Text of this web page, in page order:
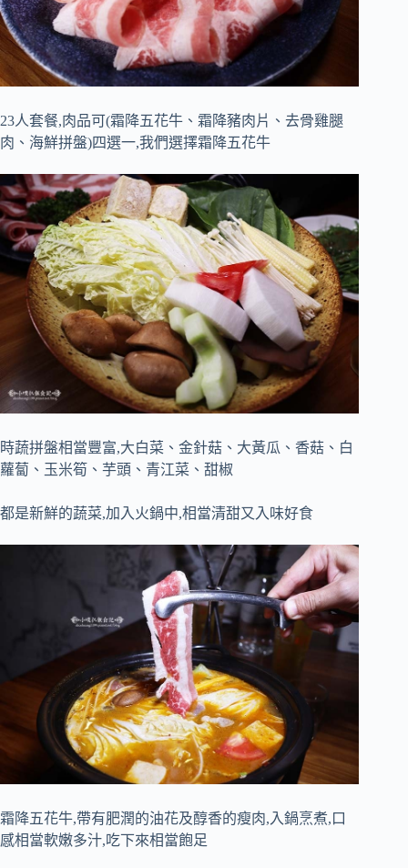
23人套餐,肉品可(霜降五花牛、霜降豬肉片、去骨雞腿
肉、海鮮拼盤)四選一,我們選擇霜降五花牛
時蔬拼盤相當豐富,大白菜、金針菇、大黃瓜、香菇、白
蘿蔔、玉米筍、芋頭、青江菜、甜椒
都是新鮮的蔬菜,加入火鍋中,相當清甜又入味好食
霜降五花牛,帶有肥潤的油花及醇香的瘦肉,入鍋烹煮,口
感相當軟嫩多汁,吃下來相當飽足